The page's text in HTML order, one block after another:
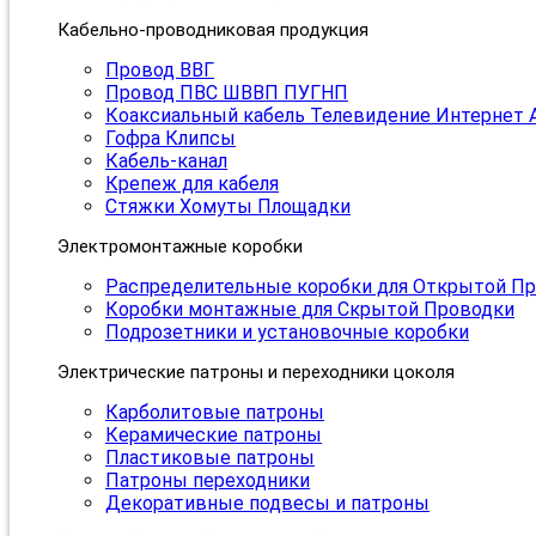
Кабельно-проводниковая продукция
Провод ВВГ
Провод ПВС ШВВП ПУГНП
Коаксиальный кабель Телевидение Интернет
Гофра Клипсы
Кабель-канал
Крепеж для кабеля
Стяжки Хомуты Площадки
Электромонтажные коробки
Распределительные коробки для Открытой
Коробки монтажные для Скрытой Проводки
Подрозетники и установочные коробки
Электрические патроны и переходники цоколя
Карболитовые патроны
Керамические патроны
Пластиковые патроны
Патроны переходники
Декоративные подвесы и патроны